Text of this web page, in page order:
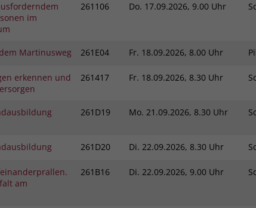
im
261106 Do. 17.09.2026, 9.00 Uhr
Martinusweg 261E04 Fr. 18.09.2026, 8.00 Uhr
erkennen und
261417 Fr. 18.09.2026, 8.30 Uhr
261D19 Mo. 21.09.2026, 8.30 Uhr
261D20 Di. 22.09.2026, 8.30 Uhr
am
261B16 Di. 22.09.2026, 9.00 Uhr